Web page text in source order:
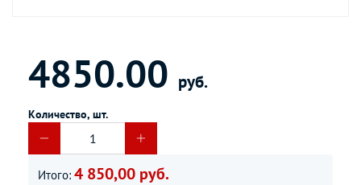
4850.00 руб.
Количество, шт.
Итого: 4 850,00 руб.